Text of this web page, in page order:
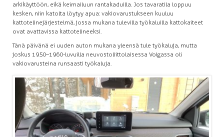
arkikäyttöön, eikä keimailuun rantakaduilla. Jos tavaratila loppuu
kesken, niin katolta löytyy apua: vakiovarustukseen kuuluu
kattotelinejärjestelmä, jossa mukana tulevilla työkaluilla kattokaiteet
ovat avattavissa kattotelineeksi.
Tänä päivänä ei uuden auton mukana yleensä tule työkaluja, mutta
joskus 1950–1960-luvuilla neuvostoliittolaisessa Volgassa oli
vakiovarusteina runsaasti työkaluja.